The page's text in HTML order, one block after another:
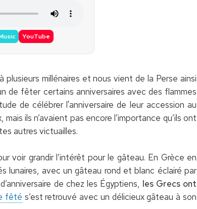
YouTube
millénaires et nous vient de la Perse ainsi
de fêter certains anniversaires avec des flammes
de célébrer l'anniversaire de leur accession au
ils n’avaient pas encore l’importance qu’ils ont
autres victuailles.
voir grandir l’intérêt pour le gâteau. En Grèce en
lunaires, avec un gâteau rond et blanc éclairé par
de chez les Égyptiens, les Grecs ont
fêté s’est retrouvé avec un délicieux gâteau à son